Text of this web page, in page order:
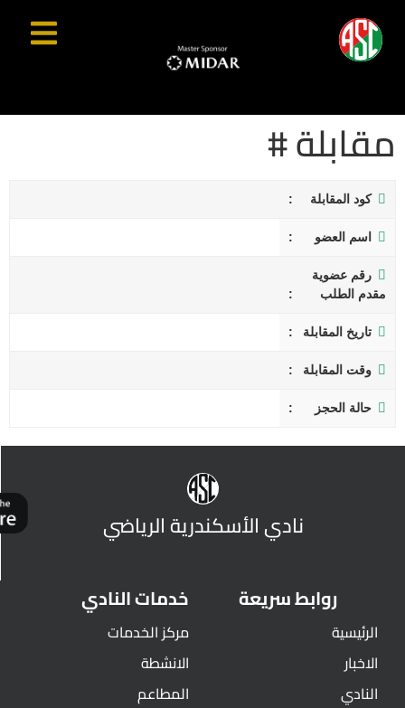
مقابلة #
كود المقابلة
اسم العضو
رقم عضوية
مقدم الطلب
تاريخ المقابلة
وقت المقابلة
حالة الحجز
نادي الأسكندرية الرياضي
روابط سريعة
الرئيسية
الاخبار
النادي
خدمات النادي
مركز الخدمات
الانشطة
المطاعم